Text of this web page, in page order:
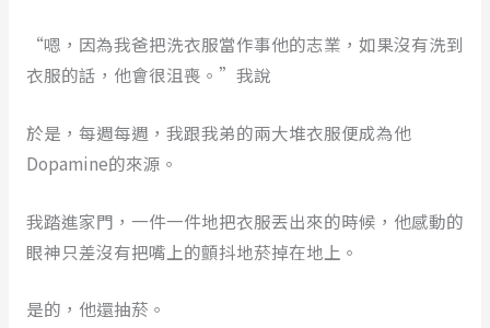
“嗯，因為我爸把洗衣服當作事他的志業，如果沒有洗到
衣服的話，他會很沮喪。”我說
於是，每週每週，我跟我弟的兩大堆衣服便成為他
Dopamine的來源。
我踏進家門，一件一件地把衣服丟出來的時候，他感動的
眼神只差沒有把嘴上的顫抖地菸掉在地上。
是的，他還抽菸。